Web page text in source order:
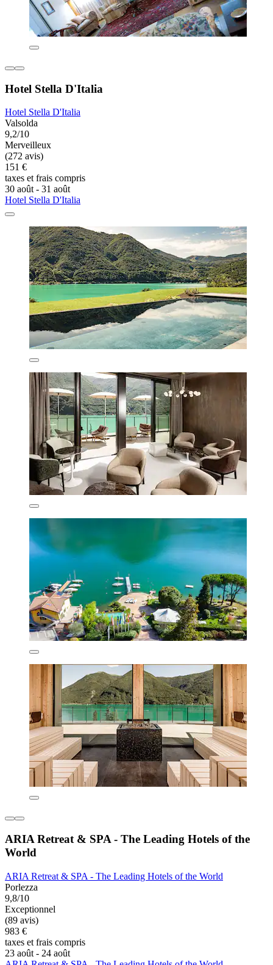
Hotel Stella D'Italia
Hotel Stella D'Italia
Valsolda
9,2/10
Merveilleux
(272 avis)
151 €
taxes et frais compris
30 août - 31 août
Hotel Stella D'Italia
ARIA Retreat & SPA - The Leading Hotels of the
World
ARIA Retreat & SPA - The Leading Hotels of the World
Porlezza
9,8/10
Exceptionnel
(89 avis)
983 €
taxes et frais compris
23 août - 24 août